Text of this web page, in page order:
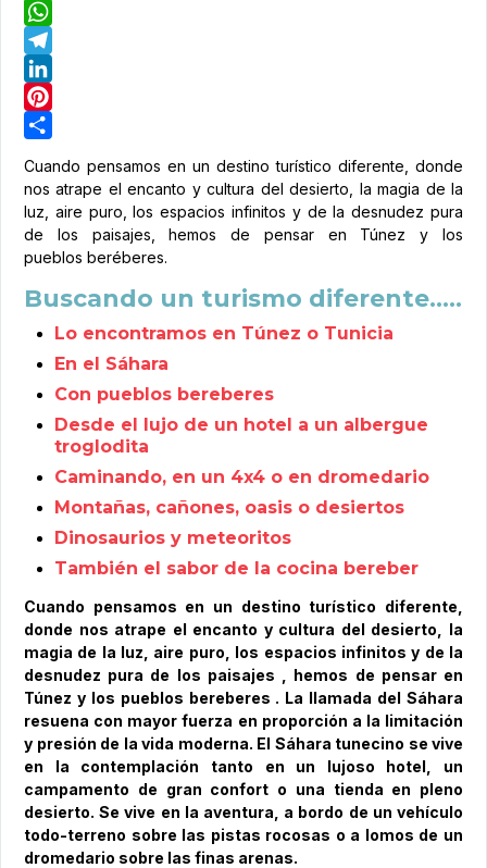
Twitter
WhatsApp
Telegram
LinkedIn
Pinterest
Cuando pensamos en un destino turístico diferente, donde
nos atrape el encanto y cultura del desierto, la magia de la
luz, aire puro, los espacios infinitos y de la desnudez pura
de los paisajes, hemos de pensar en Túnez y los
pueblos beréberes.
Buscando un turismo diferente…..
Lo encontramos en Túnez o Tunicia
En el Sáhara
Con pueblos bereberes
Desde el lujo de un hotel a un albergue
troglodita
Caminando, en un 4x4 o en dromedario
Montañas, cañones, oasis o desiertos
Dinosaurios y meteoritos
También el sabor de la cocina bereber
Cuando pensamos en un destino turístico diferente,
donde nos atrape el encanto y cultura del desierto, la
magia de la luz, aire puro, los espacios infinitos y de la
desnudez pura de los paisajes , hemos de pensar en
Túnez y los pueblos bereberes . La llamada del Sáhara
resuena con mayor fuerza en proporción a la limitación
y presión de la vida moderna. El Sáhara tunecino se vive
en la contemplación tanto en un lujoso hotel, un
campamento de gran confort o una tienda en pleno
desierto. Se vive en la aventura, a bordo de un vehículo
todo-terreno sobre las pistas rocosas o a lomos de un
dromedario sobre las finas arenas.